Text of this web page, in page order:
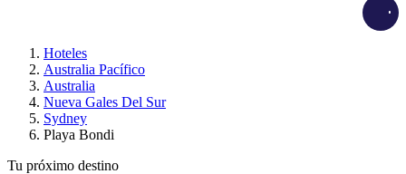
Hoteles
Australia Pacífico
Australia
Nueva Gales Del Sur
Sydney
Playa Bondi
Tu próximo destino